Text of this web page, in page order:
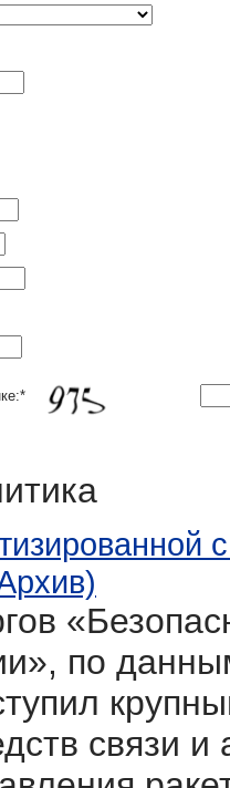
*
по
связи